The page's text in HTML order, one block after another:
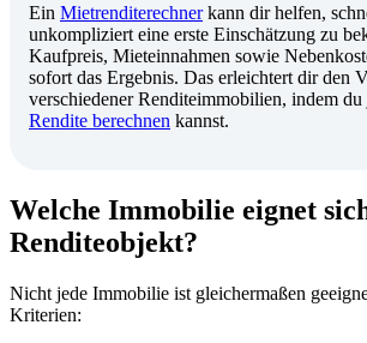
Ein Mietrenditerechnerkann dir helfen,
unkompliziert eine erste Einschätzung zu
Kaufpreis, Mieteinnahmen sowie
sofort das Ergebnis. Das erleichtert dir den
verschiedener Renditeimmobilien, indem
Rendite berechnen kannst.
Welche Immobilie eignet
Renditeobjekt?
Nicht jede Immobilie ist gleichermaßen
Kriterien: